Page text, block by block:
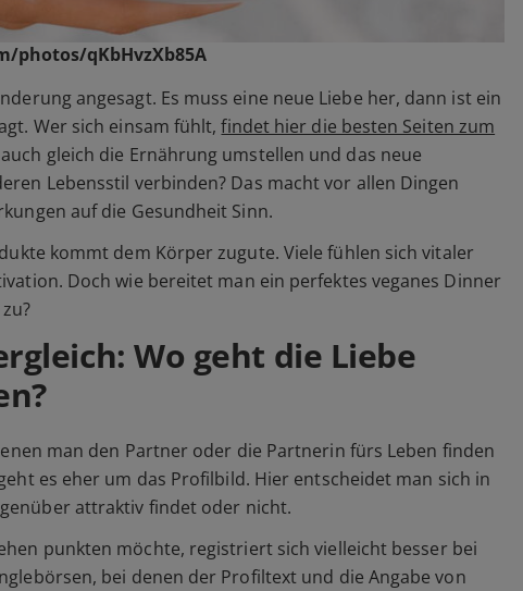
photos/qKbHvzXb85A
angesagt. Es muss eine neue Liebe her, dann ist ein
Wer sich einsam fühlt,findet hier die besten Seiten zum
gleich die Ernährung umstellen und das neue
Lebensstil verbinden? Das macht vor allen Dingen
auf die Gesundheit Sinn.
kommt dem Körper zugute. Viele fühlen sich vitaler
Doch wie bereitet man ein perfektes veganes Dinner
Wo geht die Liebe
man den Partner oder die Partnerin fürs Leben finden
es eher um das Profilbild. Hier entscheidet man sich in
attraktiv findet oder nicht.
punkten möchte, registriert sich vielleicht besser bei
bei denen der Profiltext und die Angabe von